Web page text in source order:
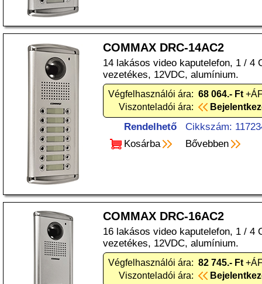
COMMAX DRC-14AC2
14 lakásos video kaputelefon, 1 / 4
vezetékes, 12VDC, alumínium.
Végfelhasználói ára: 68 064.- Ft
Viszonteladói ára:
Rendelhető
Cikkszám:
Kosárba
Bővebben
COMMAX DRC-16AC2
16 lakásos video kaputelefon, 1 / 4
vezetékes, 12VDC, alumínium.
Végfelhasználói ára: 82 745.- Ft
Viszonteladói ára: